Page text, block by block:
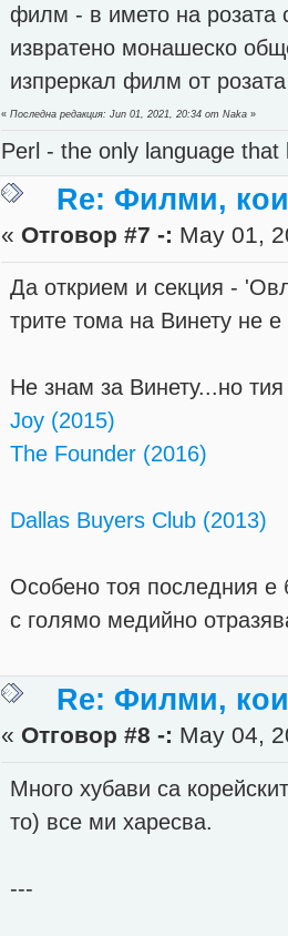
филм - в името на розата
извратено монашеско
изпреркал филм от
«Последна редакция: Jun 01, 2021, 20:34 от Naka »
Perl - the only language
Re: Филми,
« Отговор #7 -: May 01,
Да открием и секция -
трите тома на Винету не
Не знам за Винету...но
Joy (2015)
The Founder (2016)
Dallas Buyers Club (2013)
Особено тоя последния
с голямо медийно
Re: Филми,
« Отговор #8 -: May 04,
Много хубави са
то) все ми харесва.
---